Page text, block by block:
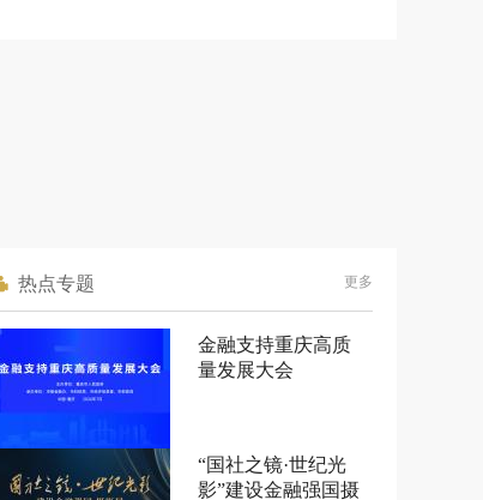
热点专题 更多
金融支持重庆高质
量发展大会
“国社之镜·世纪光
影”建设金融强国摄